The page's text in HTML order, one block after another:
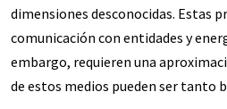
dimensiones desconocidas. Estas
comunicación con entidades y
embargo, requieren una
de estos medios pueden ser tanto